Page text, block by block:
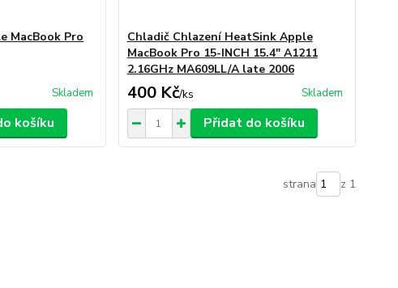
MacBook Pro
Skladem
košíku
Chladič Chlazení HeatSink Apple
MacBook Pro 15-INCH 15.4" A1211
2.16GHz MA609LL/A late 2006
400 Kč/ks Skladem
Přidat do košíku
strana z 1